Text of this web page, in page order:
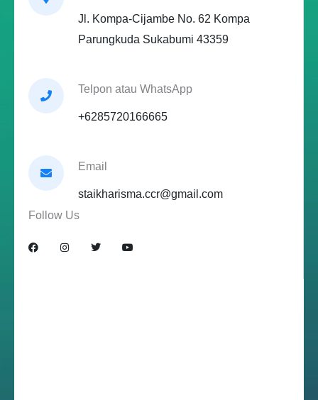
Jl. Kompa-Cijambe No. 62 Kompa
Parungkuda Sukabumi 43359
Telpon atau WhatsApp
+6285720166665
Email
staikharisma.ccr@gmail.com
Follow Us